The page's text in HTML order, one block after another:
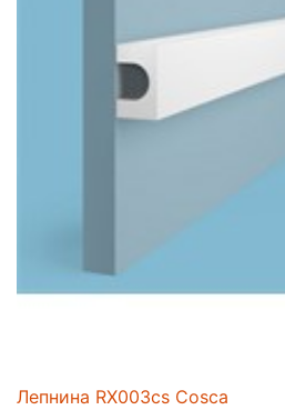
Лепнина RX003cs Cosca